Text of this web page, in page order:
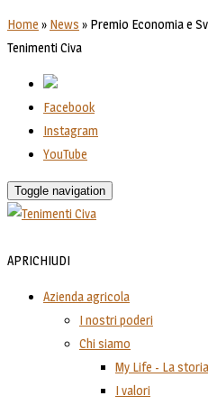
Home » News » Premio Economia e
Tenimenti Civa
Facebook
Instagram
YouTube
Toggle navigation
APRICHIUDI
Azienda agricola
I nostri poderi
Chi siamo
My Life - La
I valori